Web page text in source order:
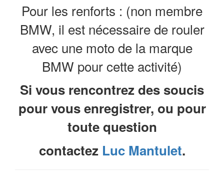
Pour les renforts : (non membre
BMW, il est nécessaire de rouler
avec une moto de la marque
BMW pour cette activité)
Si vous rencontrez des soucis
pour vous enregistrer, ou pour
toute question
contactez Luc Mantulet.